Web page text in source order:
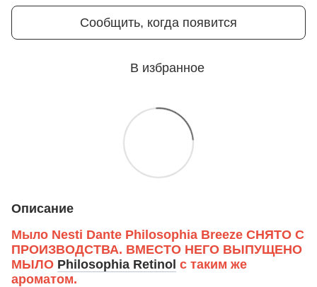
Сообщить, когда появится
В избранное
Описание
Мыло Nesti Dante Philosophia Breeze СНЯТО С
ПРОИЗВОДСТВА. ВМЕСТО НЕГО ВЫПУЩЕНО
МЫЛО Philosophia Retinol с таким же
ароматом.